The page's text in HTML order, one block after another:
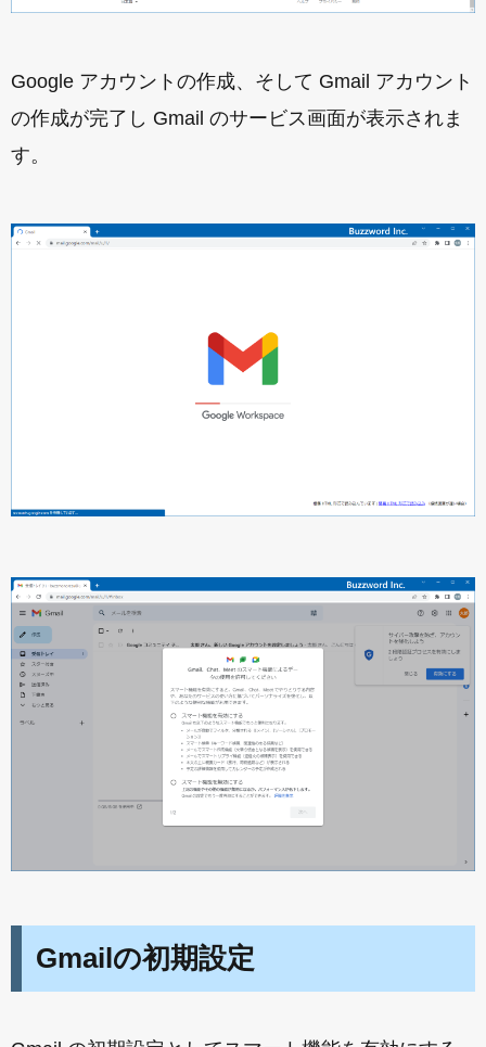
Google アカウントの作成、そして Gmail アカウント
の作成が完了し Gmail のサービス画面が表示されま
す。
Gmailの初期設定